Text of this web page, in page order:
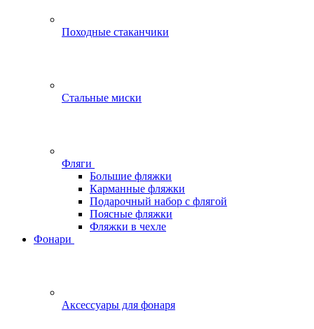
Походные стаканчики
Стальные миски
Фляги
Большие фляжки
Карманные фляжки
Подарочный набор с флягой
Поясные фляжки
Фляжки в чехле
Фонари
Аксессуары для фонаря